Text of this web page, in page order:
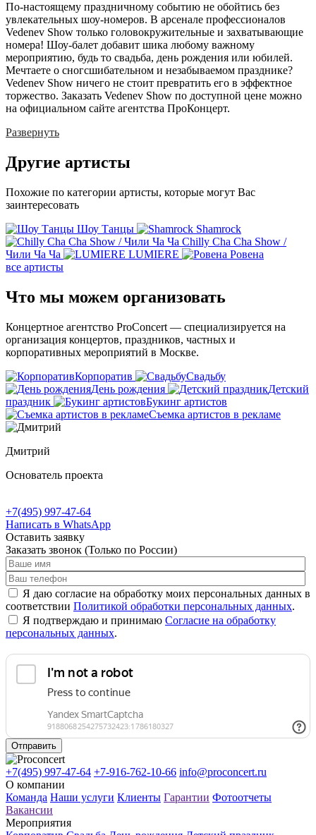
По-настоящему праздничному событию не обойтись без
увлекательных шоу-номеров. В арсенале профессионалов
Vedenev Show только головокружительные и захватывающие
номера! Шоу-балет добавит шика любому важному
мероприятию, будь то свадьба, день рождения или юбилей.
Мечтаете о сногсшибательном и незабываемом празднике?
Vedenev Show ничего не стоит превратить его в эффектное
торжество. Заказать Vedenev Show по доступной цене можно
на официальном сайте агентства ПроКонцерт.
Развернуть
Другие артисты
Похожие по категории артисты, которые могут Вас
заинтересовать
Шоу Танцы
Shamrock
Chilly Cha Cha Show /
Чили Ча Ча
LUMIERE
Ровена
все артисты
Что мы можем организовать
Концертное агентство ProConcert — cпециализируется на
организация концертов, праздников, частных и
корпоративных мероприятий в Москве.
Корпоратив
Свадьбу
День рождения
Детский
праздник
Букинг артистов
Съемка артистов в рекламе
Дмитрий
Основатель проекта
+7(495) 997-47-64
Написать в WhatsApp
Оставить заявку
Заказать звонок (Только по России)
Я даю согласие на обработку моих персональных данных в
соответствии Политикой обработки персональных данных.
Я подтверждаю и принимаю Согласие на обработку
персональных данных.
Отправить
+7(495) 997-47-64 +7-916-762-10-66 info@proconcert.ru
О компании
Команда Наши услуги Клиенты Гарантии Фотоотчеты
Вакансии
Мероприятия